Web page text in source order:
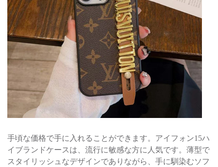
手頃な価格で手に入れることができます。アイフォン15ハ
イブランドケースは、流行に敏感な方に人気です。薄型で
スタイリッシュなデザインでありながら、手に馴染むソフ